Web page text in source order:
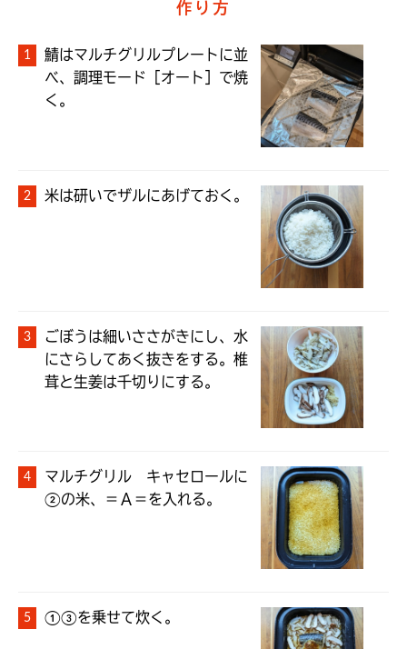
作り方
鯖はマルチグリルプレートに並
べ、調理モード［オート］で焼
く。
米は研いでザルにあげておく。
ごぼうは細いささがきにし、水
にさらしてあく抜きをする。椎
茸と生姜は千切りにする。
マルチグリル　キャセロールに
②の米、＝Ａ＝を入れる。
①③を乗せて炊く。